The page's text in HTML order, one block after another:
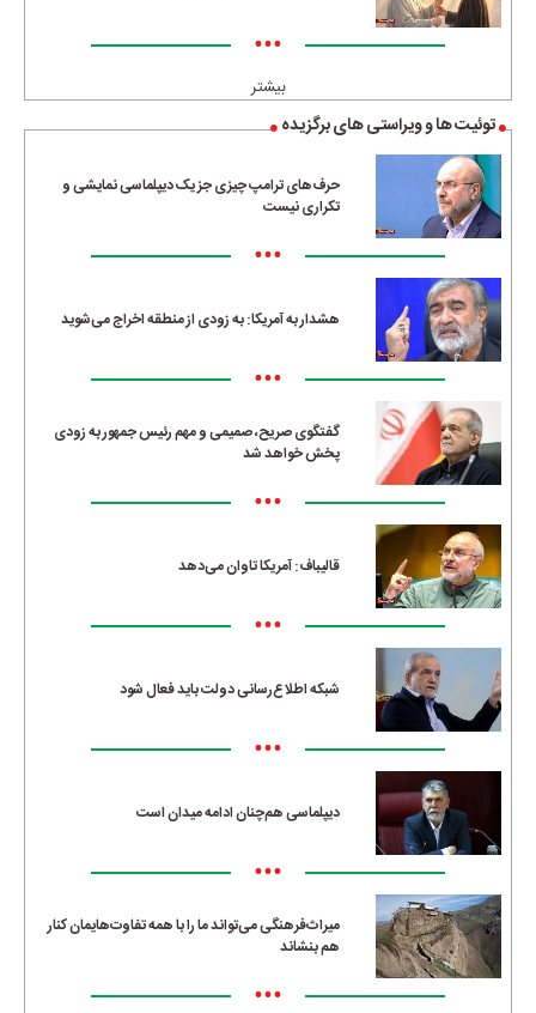
•••
بیشتر
توئیت ها و ویراستی های برگزیده
حرف‌های ترامپ چیزی جز یک دیپلماسی نمایشی و
تکراری نیست
•••
هشدار به آمریکا: به زودی از منطقه اخراج می‌شوید
•••
گفتگوی صریح، صمیمی و مهم رئیس جمهور به زودی
پخش خواهد شد
•••
قالیباف: آمریکا تاوان می‌دهد
•••
شبکه اطلاع‌رسانی دولت باید فعال شود
•••
دیپلماسی هم‌چنان ادامه میدان است
•••
میراث‌فرهنگی می‌تواند ما را با همه تفاوت‌هایمان کنار
هم بنشاند
•••